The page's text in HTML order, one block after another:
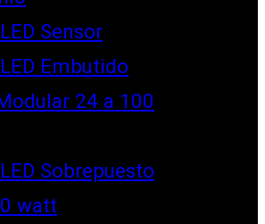
Sensor
Embutido
24 a 100
Sobrepuesto
watt